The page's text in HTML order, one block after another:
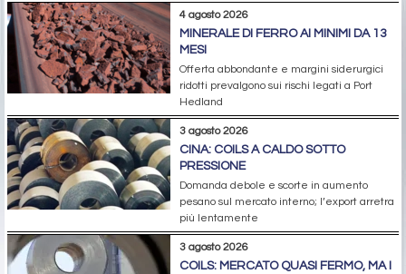
4 agosto 2026
MINERALE DI FERRO AI MINIMI DA 13
MESI
Offerta abbondante e margini siderurgici
ridotti prevalgono sui rischi legati a Port
Hedland
3 agosto 2026
CINA: COILS A CALDO SOTTO
PRESSIONE
Domanda debole e scorte in aumento
pesano sul mercato interno; l’export arretra
più lentamente
3 agosto 2026
COILS: MERCATO QUASI FERMO, MA I